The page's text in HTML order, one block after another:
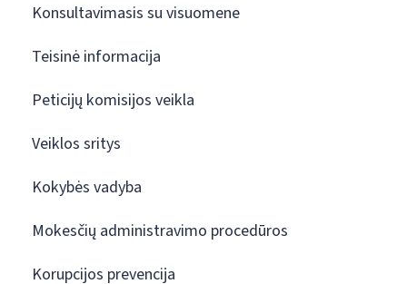
Konsultavimasis su visuomene
Teisinė informacija
Peticijų komisijos veikla
Veiklos sritys
Kokybės vadyba
Mokesčių administravimo procedūros
Korupcijos prevencija